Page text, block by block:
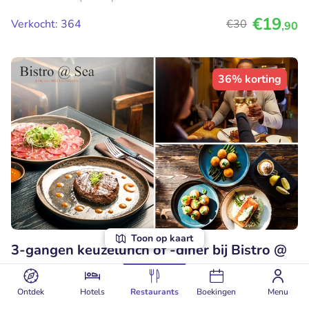
Ontdek Hotels Restaurants Boekingen Menu
Toon op kaart
Verkocht: 364
€30 €19,90
36% korting
3-gangen keuzelunch of -diner bij Bistro @
SEA
Vandaag Morgen Zo Ma Di